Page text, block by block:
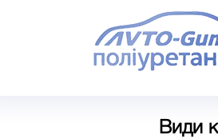
Види